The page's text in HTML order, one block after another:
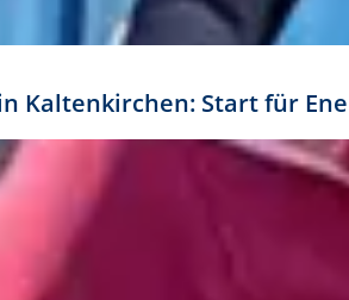
Kaltenkirchen: Start für